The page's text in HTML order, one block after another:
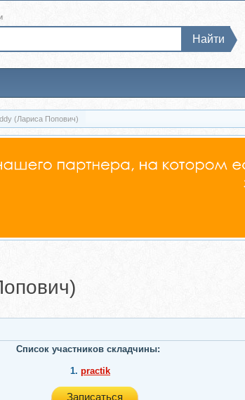
Найти
(Лариса Попович)
Список участников складчины:
1. practik
Записаться